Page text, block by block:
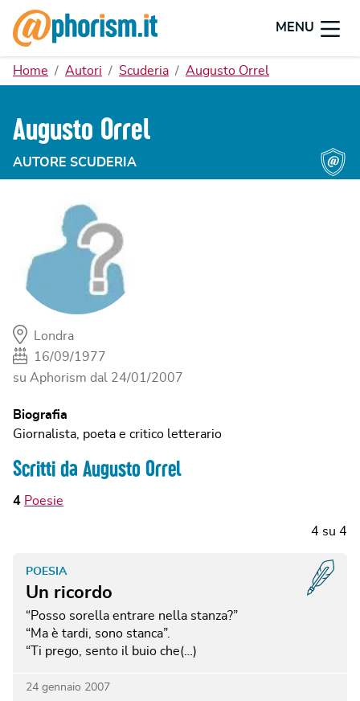
MENU
Home Autori Scuderia Augusto Orrel
Augusto Orrel
AUTORE SCUDERIA
Londra
16/09/1977
su Aphorism dal 24/01/2007
Biografia
Giornalista, poeta e critico letterario
Scritti da Augusto Orrel
4 Poesie
4 su 4
Un ricordo
POESIA
“Posso sorella entrare nella stanza?”
“Ma è tardi, sono stanca”.
“Ti prego, sento il buio che(…)
24 gennaio 2007